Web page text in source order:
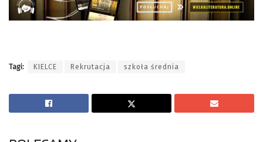
Tagi: KIELCE Rekrutacja szkoła średnia